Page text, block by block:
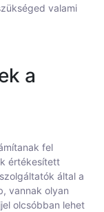
valami
a
fel
értékesített
által a
vannak olyan
olcsóbban lehet